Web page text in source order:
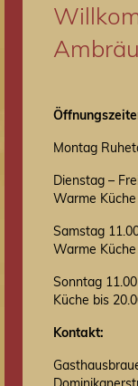
Montag
Dienstag –
Warme
Samstag
Warme
Sonntag
Küche bis
Kontakt: